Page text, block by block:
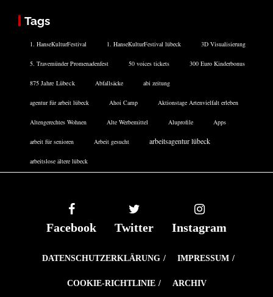
Tags
1. HanseKulturFestival 1. HanseKulturFestival lübeck 3D Visualisierung
5. Travemünder Promenadenfest 50 voices tickets 300 Euro Kinderbonus
875 Jahre Lübeck Abfallsäcke abi zeitung
agentur für arbeit lübeck Ahoi Camp Aktionstage Artenvielfalt erleben
Altengerechtes Wohnen Alte Werbemittel Aluprofile Apps
arbeit für senioren Arbeit gesucht arbeitsagentur lübeck
arbeitslose ältere lübeck
Facebook Twitter Instagram
DATENSCHUTZERKLÄRUNG IMPRESSUM
COOKIE-RICHTLINIE ARCHIV